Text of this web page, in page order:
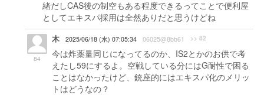
緒だしCAS後の制空もある程度できるってことで便利屋
としてエキスパ採用は全然ありだと思うけどね
84
木 2025/06/18 (水) 07:05:34 06025@8bb61 >> 82
今は炸薬量同じになってるのか、IS2とかのお供で考
えたし59にするよ。空戦している分にはG耐性で困る
ことはなかったけど、銃座的にはエキスパ化のメリッ
トはどうなの？